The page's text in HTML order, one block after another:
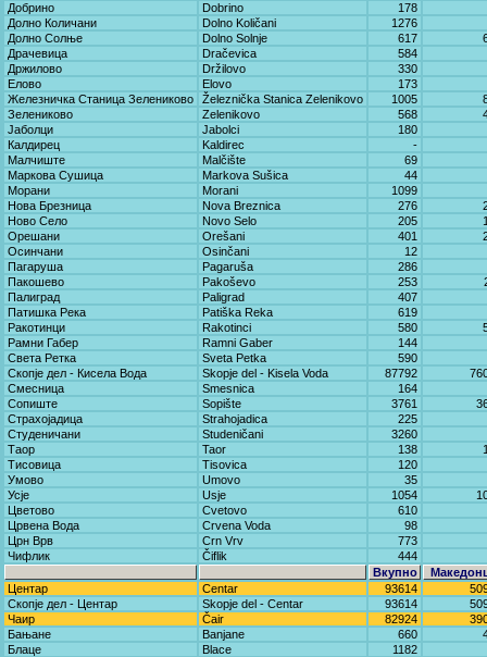
Добрино
Dobrino
178
Долно Количани
Dolno Količani
1276
Долно Солње
Dolno Solnje 617
Драчевица
Dračevica
584
Држилово
Držilovo
330
Елово
Elovo
173
Железничка Станица Зелениково
Železnička Stanica Zelenikovo 1005
Зелениково
Zelenikovo 568
Јаболци
Јabolci
180
Калдирец
Kaldirec
-
Малчиште
Malčište
69
Маркова Сушица
Markova Sušica
44
Морани
Morani
1099
Нова Брезница
Nova Breznica 276
Ново Село
Novo Selo 205
Орешани
Orešani 401
Осинчани
Osinčani
12
Пагаруша
Pagaruša
286
Пакошево
Pakoševo 253
Палиград
Paligrad
407
Патишка Река
Patiška Reka
619
Ракотинци
Rakotinci 580
Рамни Габер
Ramni Gaber
144
Света Pетка
Sveta Petka
590
Скопје дел - Кисела Вода
Skopje del - Kisela Voda 87792
Смесница
Smesnica
164
Сопиште
Sopište 3761
Страхојадица
Strahojadica
225
Студеничани
Studeničani
3260
Таор
Taor 138
Тисовица
Tisovica
120
Умово
Umovo
35
Усје
Usje 1054
Цветово
Cvetovo
610
Црвена Вода
Crvena Voda
98
Црн Врв
Crn Vrv
773
Чифлик
Čiflik
444
Вкупно
Центар
Centar 93614
Скопје дел - Центар
Skopje del - Centar 93614
Чаир
Čair 82924
Бањане
Banjane 660
Блаце
Blace
1182